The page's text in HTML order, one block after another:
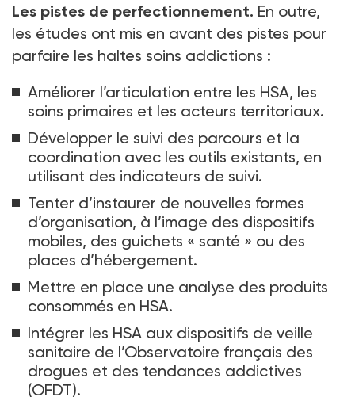
Les pistes de perfectionnement. En outre,
les études ont mis en avant des pistes pour
parfaire les haltes soins addictions :
Améliorer l’articulation entre les HSA, les
soins primaires et les acteurs territoriaux.
Développer le suivi des parcours et la
coordination avec les outils existants, en
utilisant des indicateurs de suivi.
Tenter d’instaurer de nouvelles formes
d’organisation, à l’image des dispositifs
mobiles, des guichets « santé » ou des
places d’hébergement.
Mettre en place une analyse des produits
consommés en HSA.
Intégrer les HSA aux dispositifs de veille
sanitaire de l’Observatoire français des
drogues et des tendances addictives
(OFDT).